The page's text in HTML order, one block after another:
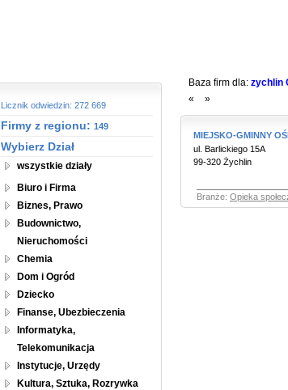
Licznik odwiedzin: 272 669
Firmy z regionu: 149
Wybierz Dział
wszystkie działy
Biuro i Firma
Biznes, Prawo
Budownictwo,
Nieruchomości
Chemia
Dom i Ogród
Dziecko
Finanse, Ubezbieczenia
Informatyka,
Telekomunikacja
Instytucje, Urzędy
Kultura, Sztuka, Rozrywka
Baza firm dla: zychlin
«
»
MIEJSKO-GMINNY
ul. Barlickiego 15A
99-320 Żychlin
Branże: Opieka